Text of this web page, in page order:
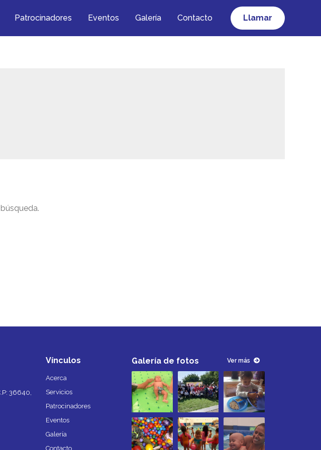
Patrocinadores Eventos Galería Contacto Llamar
36640,
Vínculos
Acerca
Servicios
Patrocinadores
Eventos
Galería
Contacto
Galería de fotos Ver más